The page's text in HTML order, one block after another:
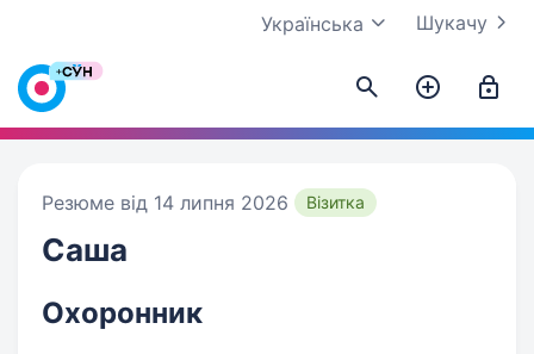
Шукачу
Українська
Резюме від 14 липня 2026 Візитка
Саша
Охоронник